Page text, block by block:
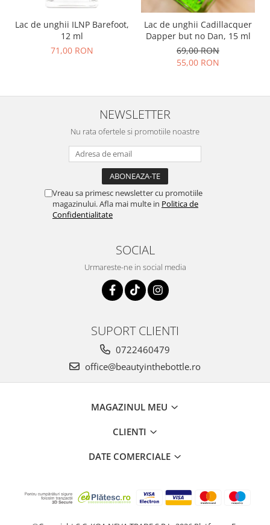
Lac de unghii ILNP Barefoot,
12 ml
71,00 RON
Lac de unghii Cadillacquer
Dapper but no Dan, 15 ml
69,00 RON
55,00 RON
NEWSLETTER
Nu rata ofertele si promotiile noastre
Vreau sa primesc newsletter cu promotiile
magazinului. Afla mai multe in Politica de
Confidentialitate
SOCIAL
Urmareste-ne in social media
SUPORT CLIENTI
0722460479
office@beautyinthebottle.ro
MAGAZINUL MEU
CLIENTI
DATE COMERCIALE